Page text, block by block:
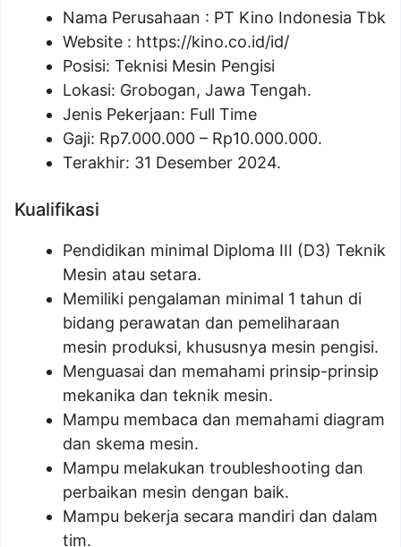
Nama Perusahaan : PT Kino Indonesia Tbk
Website : https://kino.co.id/id/
Posisi: Teknisi Mesin Pengisi
Lokasi: Grobogan, Jawa Tengah.
Jenis Pekerjaan: Full Time
Gaji: Rp7.000.000 – Rp10.000.000.
Terakhir: 31 Desember 2024.
Kualifikasi
Pendidikan minimal Diploma III (D3) Teknik
Mesin atau setara.
Memiliki pengalaman minimal 1 tahun di
bidang perawatan dan pemeliharaan
mesin produksi, khususnya mesin pengisi.
Menguasai dan memahami prinsip-prinsip
mekanika dan teknik mesin.
Mampu membaca dan memahami diagram
dan skema mesin.
Mampu melakukan troubleshooting dan
perbaikan mesin dengan baik.
Mampu bekerja secara mandiri dan dalam
tim.